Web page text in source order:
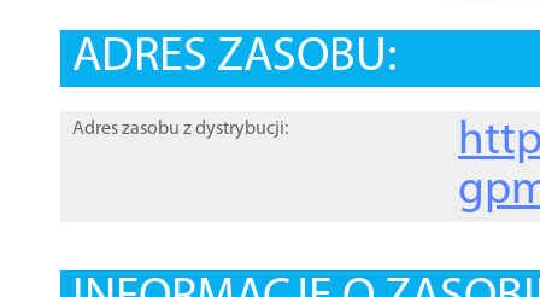
ADRES ZASOBU:
Adres zasobu z dystrybucji: